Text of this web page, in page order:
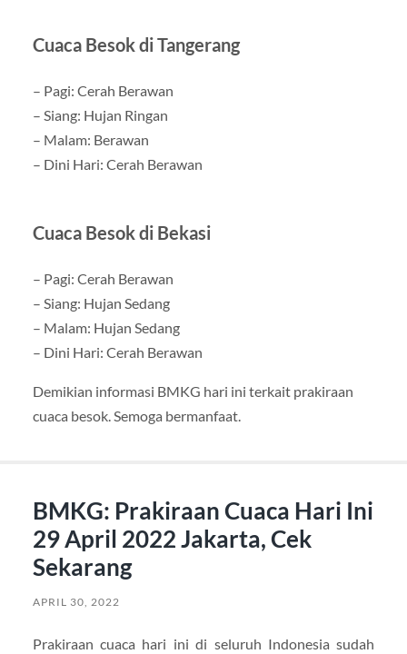
Cuaca Besok di Tangerang
– Pagi: Cerah Berawan
– Siang: Hujan Ringan
– Malam: Berawan
– Dini Hari: Cerah Berawan
Cuaca Besok di Bekasi
– Pagi: Cerah Berawan
– Siang: Hujan Sedang
– Malam: Hujan Sedang
– Dini Hari: Cerah Berawan
Demikian informasi BMKG hari ini terkait prakiraan
cuaca besok. Semoga bermanfaat.
BMKG: Prakiraan Cuaca Hari Ini
29 April 2022 Jakarta, Cek
Sekarang
APRIL 30, 2022
Prakiraan cuaca hari ini di seluruh Indonesia sudah